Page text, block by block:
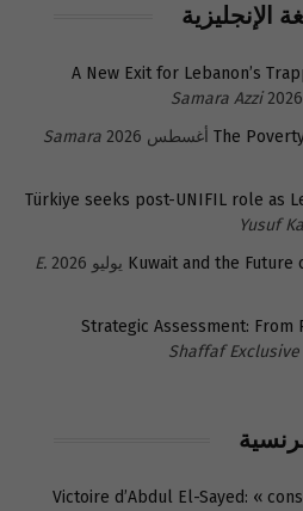
الإنجليزية
A New Exit for Lebanon’s
Samara Azzi
The
Samara
Türkiye seeks post-UNIFIL role as
Yusuf
Kuwait and the Future
E.
Strategic Assessment: From
Shaffaf Exclusive
Victoire d’Abdul El-Sayed: «